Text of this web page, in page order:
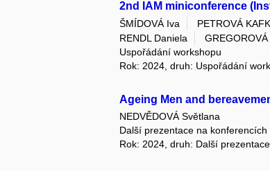
2nd IAM miniconference
ŠMÍDOVÁ Iva PETROVÁ
RENDL Daniela
Uspořádání workshopu
Rok: 2024, druh: Uspořádání
Ageing Men and
NEDVĚDOVÁ Světlana
Další prezentace na konferencích
Rok: 2024, druh: Další